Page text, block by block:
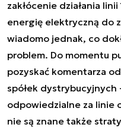
zakłócenie działania
energię elektryczną do
wiadomo jednak, co
problem. Do momentu
pozyskać komentarza
spółek dystrybucyjnych
odpowiedzialne za linie
nie są znane także